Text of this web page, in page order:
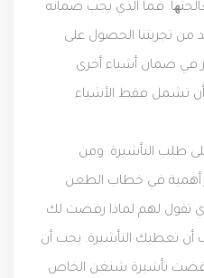
فما الذي يجب ضمانه
من تجربتنا الحصول على
في ضمان أشياء أخرى
أن تشمل فقط الأشياء
طلب التأشيرة. ومن
أهمية في خطاب الطعن
تقول لهم لماذا رفضت لك
أن تعطيك التأشيرة. يجب أن
رفضت تأشيرة شنغن الخاص